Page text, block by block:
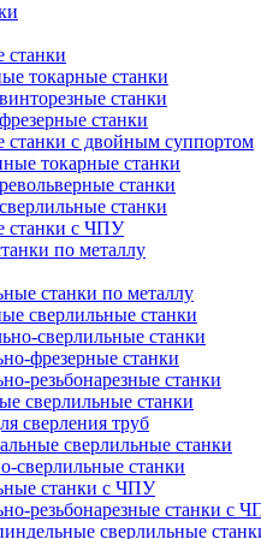
станки
токарные станки
станки
станки
станки с двойным суппортом
токарные станки
станки
станки
станки с ЧПУ
по металлу
станки по металлу
сверлильные станки
сверлильные станки
фрезерные станки
резьбонарезные станки
сверлильные станки
сверления труб
сверлильные станки
сверлильные станки
станки с ЧПУ
резьбонарезные станки с
сверлильные